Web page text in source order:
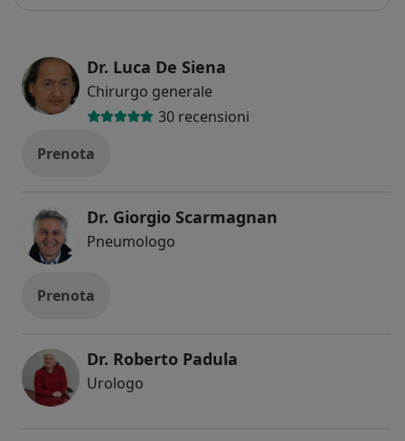
Dr. Luca De Siena
Chirurgo generale
30 recensioni
Prenota
Dr. Giorgio Scarmagnan
Pneumologo
Prenota
Dr. Roberto Padula
Urologo